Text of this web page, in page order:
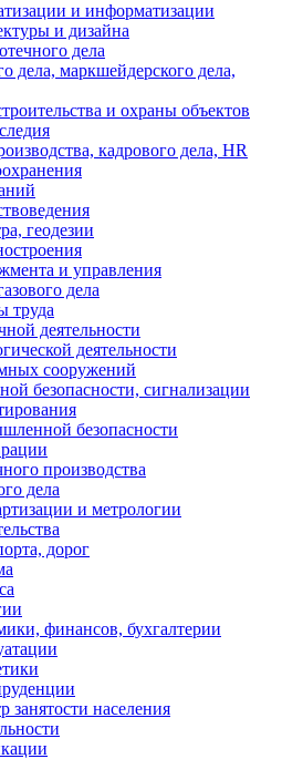
и информатизации
и дизайна
дела
дела, маркшейдерского дела,
и охраны объектов
кадрового дела, HR
геодезии
и управления
дела
труда
деятельности
деятельности
сооружений
безопасности, сигнализации
безопасности
производства
дела
и метрологии
дорог
финансов, бухгалтерии
занятости населения